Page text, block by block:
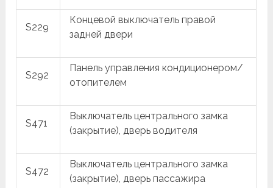
S229
Концевой выключатель правой
задней двери
S292
Панель управления кондиционером/
отопителем
S471
Выключатель центрального замка
(закрытие), дверь водителя
S472
Выключатель центрального замка
(закрытие), дверь пассажира